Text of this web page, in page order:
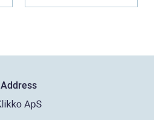
Address